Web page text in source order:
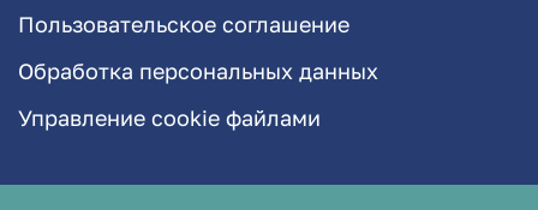
Пользовательское соглашение
Обработка персональных данных
Управление cookie файлами